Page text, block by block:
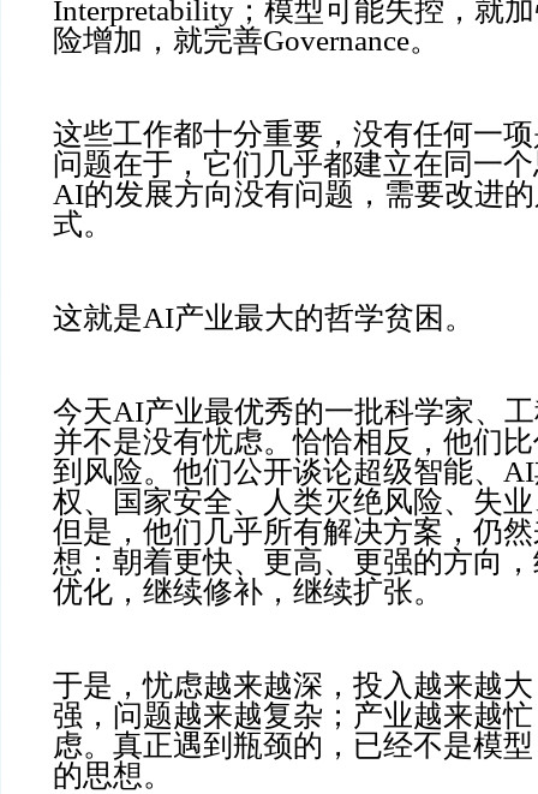
Interpretability；模型可能失控，就
险增加，就完善Governance。
这些工作都十分重要，没有任何一
问题在于，它们几乎都建立在同一
AI的发展方向没有问题，需要改进
式。
这就是AI产业最大的哲学贫困。
今天AI产业最优秀的一批科学家、
并不是没有忧虑。恰恰相反，他们
到风险。他们公开谈论超级智能、
权、国家安全、人类灭绝风险、失
但是，他们几乎所有解决方案，仍
想：朝着更快、更高、更强的方向
优化，继续修补，继续扩张。
于是，忧虑越来越深，投入越来越
强，问题越来越复杂；产业越来越
虑。真正遇到瓶颈的，已经不是模
的思想。